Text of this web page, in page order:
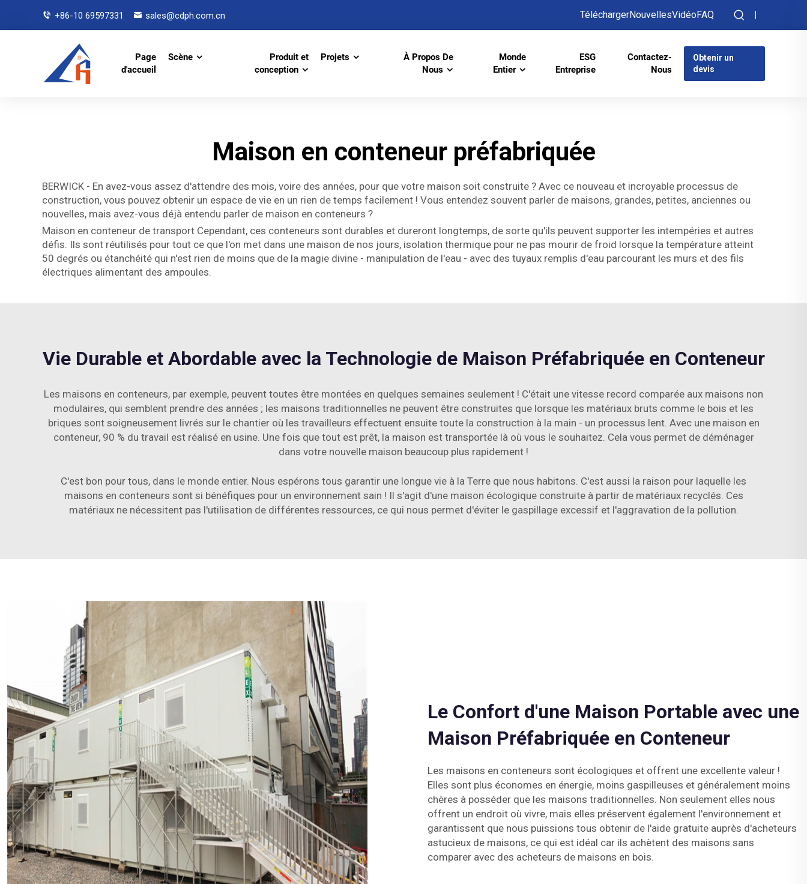
+86-10 69597331 sales@cdph.com.cn TéléchargerNouvellesVidéoFAQ
Page
d'accueil
Scène
Produit et
conception
Projets
À Propos De
Nous
Monde
Entier
ESG
Entreprise
Contactez-
Nous
Obtenir un
devis
Maison en conteneur préfabriquée
BERWICK - En avez-vous assez d'attendre des mois, voire des années, pour que votre maison soit construite ? Avec ce nouveau et incroyable processus de
construction, vous pouvez obtenir un espace de vie en un rien de temps facilement ! Vous entendez souvent parler de maisons, grandes, petites, anciennes ou
nouvelles, mais avez-vous déjà entendu parler de maison en conteneurs ?
Maison en conteneur de transport Cependant, ces conteneurs sont durables et dureront longtemps, de sorte qu'ils peuvent supporter les intempéries et autres
défis. Ils sont réutilisés pour tout ce que l'on met dans une maison de nos jours, isolation thermique pour ne pas mourir de froid lorsque la température atteint
50 degrés ou étanchéité qui n'est rien de moins que de la magie divine - manipulation de l'eau - avec des tuyaux remplis d'eau parcourant les murs et des fils
électriques alimentant des ampoules.
Vie Durable et Abordable avec la Technologie de Maison Préfabriquée en Conteneur
Les maisons en conteneurs, par exemple, peuvent toutes être montées en quelques semaines seulement ! C'était une vitesse record comparée aux maisons non
modulaires, qui semblent prendre des années ; les maisons traditionnelles ne peuvent être construites que lorsque les matériaux bruts comme le bois et les
briques sont soigneusement livrés sur le chantier où les travailleurs effectuent ensuite toute la construction à la main - un processus lent. Avec une maison en
conteneur, 90 % du travail est réalisé en usine. Une fois que tout est prêt, la maison est transportée là où vous le souhaitez. Cela vous permet de déménager
dans votre nouvelle maison beaucoup plus rapidement !
C'est bon pour tous, dans le monde entier. Nous espérons tous garantir une longue vie à la Terre que nous habitons. C'est aussi la raison pour laquelle les
maisons en conteneurs sont si bénéfiques pour un environnement sain ! Il s'agit d'une maison écologique construite à partir de matériaux recyclés. Ces
matériaux ne nécessitent pas l'utilisation de différentes ressources, ce qui nous permet d'éviter le gaspillage excessif et l'aggravation de la pollution.
Le Confort d'une Maison Portable avec une
Maison Préfabriquée en Conteneur
Les maisons en conteneurs sont écologiques et offrent une excellente valeur !
Elles sont plus économes en énergie, moins gaspilleuses et généralement moins
chères à posséder que les maisons traditionnelles. Non seulement elles nous
offrent un endroit où vivre, mais elles préservent également l'environnement et
garantissent que nous puissions tous obtenir de l'aide gratuite auprès d'acheteurs
astucieux de maisons, ce qui est idéal car ils achètent des maisons sans
comparer avec des acheteurs de maisons en bois.